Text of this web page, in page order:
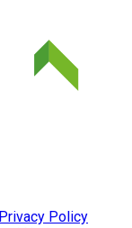
Privacy Policy